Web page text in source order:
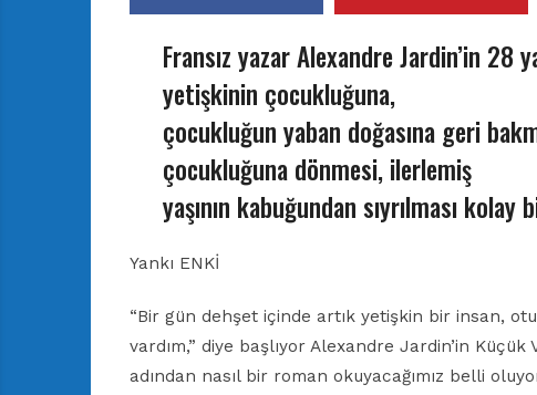
Fransız yazar Alexandre Jardin’in 28
yetişkinin çocukluğuna,
çocukluğun yaban doğasına geri
çocukluğuna dönmesi, ilerlemiş
yaşının kabuğundan sıyrılması kolay
Yankı ENKİ
“Bir gün dehşet içinde artık yetişkin bir insan,
vardım,” diye başlıyor Alexandre Jardin’in
adından nasıl bir roman okuyacağımız belli